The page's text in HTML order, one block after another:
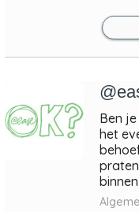
Ben
het